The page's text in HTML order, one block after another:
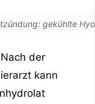
gekühlte
der
kann